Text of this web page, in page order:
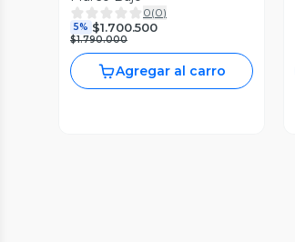
0(0)
5% $1.700.500
$1.790.000
Agregar al carro